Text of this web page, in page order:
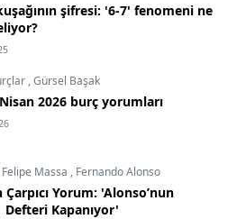
şifresi: '6-7' fenomeni ne
,Gürsel Başak
2026 burç yorumları
Felipe Massa , Fernando Alonso
Çarpıcı Yorum: 'Alonso’nun
Defteri Kapanıyor'